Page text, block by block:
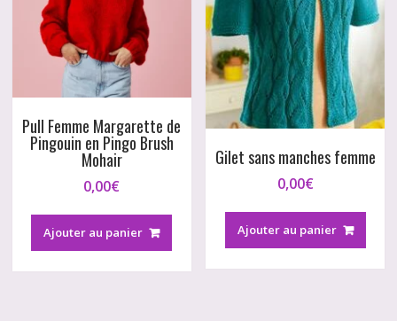
Pull Femme Margarette de
Pingouin en Pingo Brush
Mohair
0,00€
Ajouter au panier
Gilet sans manches femme
0,00€
Ajouter au panier